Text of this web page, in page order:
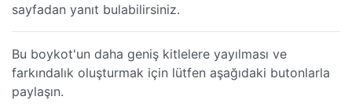
sayfadan yanıt bulabilirsiniz.
Bu boykot'un daha geniş kitlelere yayılması ve
farkındalık oluşturmak için lütfen aşağıdaki butonlarla
paylaşın.